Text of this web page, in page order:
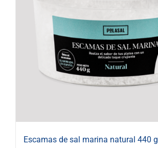
Escamas de sal marina natural 440 g